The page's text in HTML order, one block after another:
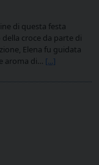
di questa festa
croce da parte di
Elena fu guidata
aroma di… [...]